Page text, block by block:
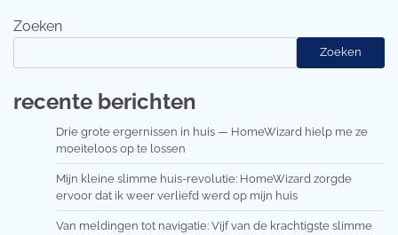
Zoeken
Zoeken
recente berichten
Drie grote ergernissen in huis — HomeWizard hielp me ze
moeiteloos op te lossen
Mijn kleine slimme huis-revolutie: HomeWizard zorgde
ervoor dat ik weer verliefd werd op mijn huis
Van meldingen tot navigatie: Vijf van de krachtigste slimme